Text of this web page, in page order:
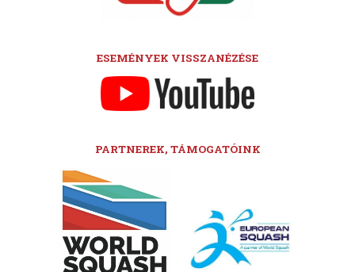
ESEMÉNYEK VISSZANÉZÉSE
PARTNEREK, TÁMOGATÓINK